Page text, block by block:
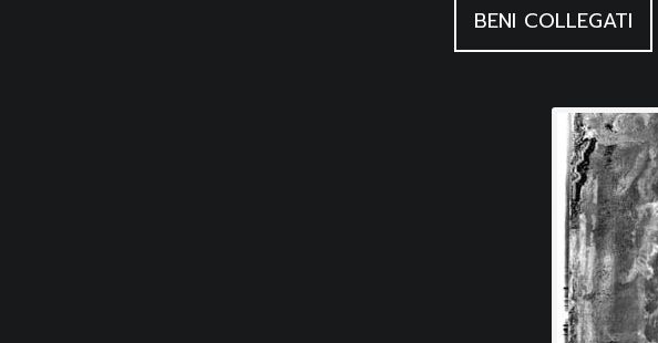
BENI COLLEGATI